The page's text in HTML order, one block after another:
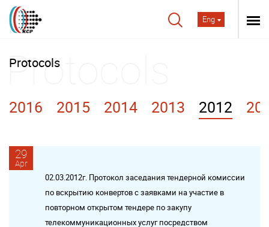
Eng
Protocols
2016 2015 2014 2013 2012
29
Apr
02.03.2012г. Протокол заседания тендерной комиссии
по вскрытию конвертов с заявками на участие в
повторном открытом тендере по закупу
телекоммуникационных услуг посредством